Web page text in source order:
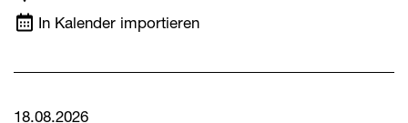
In Kalender importieren
18.08.2026